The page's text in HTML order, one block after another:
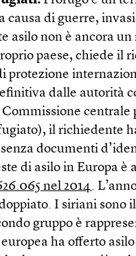
causa di guerre,
asilo non è ancora
paese, chiede il
protezione
dalle autorità
centrale
il richiedente
documenti
di asilo in Europa è
nel 2014.
I siriani sono
gruppo è
ha offerto